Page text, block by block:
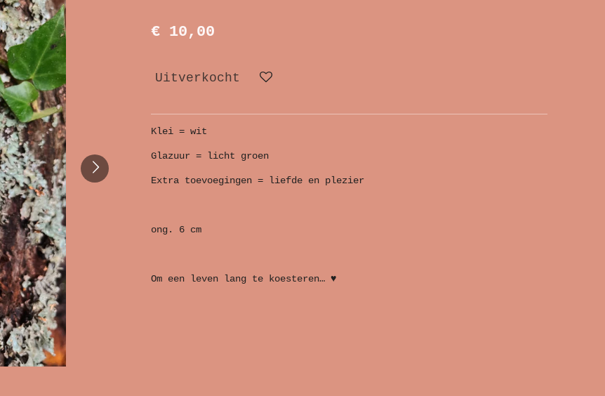
€ 10,00
Uitverkocht
Klei = wit
Glazuur = licht groen
Extra toevoegingen = liefde en plezier
ong. 6 cm
Om een leven lang te koesteren… ♥